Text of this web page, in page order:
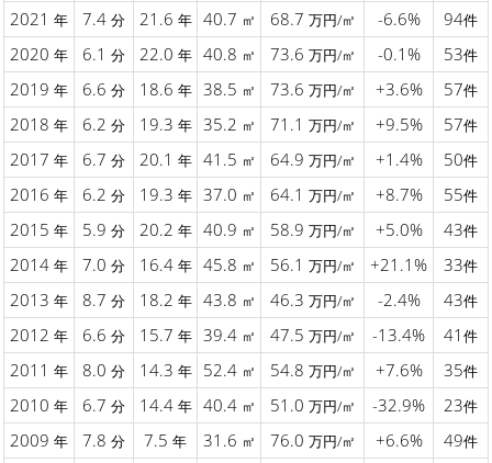
2021 年 7.4 分 21.6 年 40.7 ㎡ 68.7 万円/㎡ -6.6% 94件
2020 年 6.1 分 22.0 年 40.8 ㎡ 73.6 万円/㎡ -0.1% 53件
2019 年 6.6 分 18.6 年 38.5 ㎡ 73.6 万円/㎡ +3.6% 57件
2018 年 6.2 分 19.3 年 35.2 ㎡ 71.1 万円/㎡ +9.5% 57件
2017 年 6.7 分 20.1 年 41.5 ㎡ 64.9 万円/㎡ +1.4% 50件
2016 年 6.2 分 19.3 年 37.0 ㎡ 64.1 万円/㎡ +8.7% 55件
2015 年 5.9 分 20.2 年 40.9 ㎡ 58.9 万円/㎡ +5.0% 43件
2014 年 7.0 分 16.4 年 45.8 ㎡ 56.1 万円/㎡ +21.1% 33件
2013 年 8.7 分 18.2 年 43.8 ㎡ 46.3 万円/㎡ -2.4% 43件
2012 年 6.6 分 15.7 年 39.4 ㎡ 47.5 万円/㎡ -13.4% 41 件
2011 年 8.0 分 14.3 年 52.4 ㎡ 54.8 万円/㎡ +7.6% 35件
2010 年 6.7 分 14.4 年 40.4 ㎡ 51.0 万円/㎡ -32.9% 23件
2009 年 7.8 分 7.5 年 31.6 ㎡ 76.0 万円/㎡ +6.6% 49件